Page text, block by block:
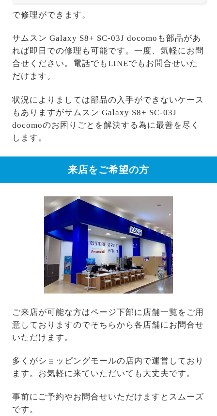
で修理ができます。
サムスン Galaxy S8+ SC-03J docomoも部品があ
れば即日での修理も可能です。一度、気軽にお問
合せください。電話でもLINEでもお問合せいた
だけます。
状況によりましては部品の入手ができないケース
もありますがサムスン Galaxy S8+ SC-03J
docomoのお困りごとを解決する為に最善を尽く
します。
来店をご希望の方
ご来店が可能な方はページ下部に店舗一覧をご用
意しておりますのでそちらから各店舗にお問合せ
いただけます。
多くがショッピングモールの店内で運営しており
ます。お気軽に来ていただいても大丈夫です。
事前にご予約やお問合せいただけますとスムーズ
です。